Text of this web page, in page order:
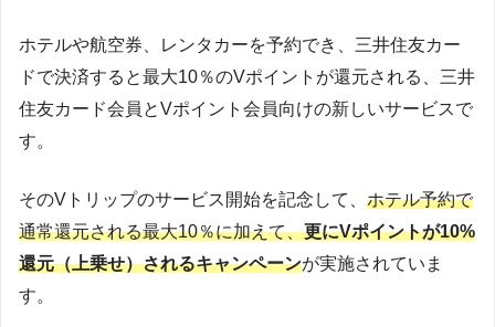
ホテルや航空券、レンタカーを予約でき、三井住友カー
ドで決済すると最大10％のVポイントが還元される、三井
住友カード会員とVポイント会員向けの新しいサービスで
す。
そのVトリップのサービス開始を記念して、 ホテル予約で
通常還元される最大10％に加えて、更にVポイントが10%
還元（上乗せ）されるキャンペーンが実施されていま
す。